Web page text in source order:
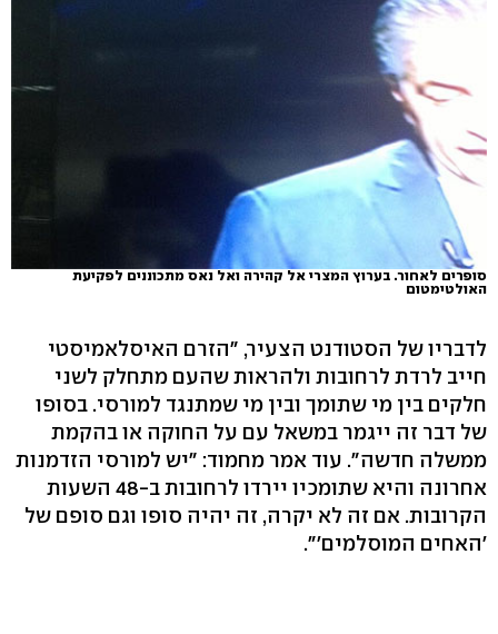
סופרים לאחור. בערוץ המצרי אל קהירה ואל נאס מתכוננים לפקיעת
האולטימטום
לדבריו של הסטודנט הצעיר, "הזרם האיסלאמיסטי
חייב לרדת לרחובות ולהראות שהעם מתחלק לשני
חלקים בין מי שתומך ובין מי שמתנגד למורסי. בסופו
של דבר זה ייגמר במשאל עם על החוקה או בהקמת
ממשלה חדשה". עוד אמר מחמוד: "יש למורסי הזדמנות
אחרונה והיא שתומכיו יירדו לרחובות ב-48 השעות
הקרובות. אם זה לא יקרה, זה יהיה סופו וגם סופם של
'האחים המוסלמים'".